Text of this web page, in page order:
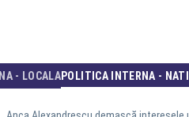
- LOCALAPOLITICA INTERNA -